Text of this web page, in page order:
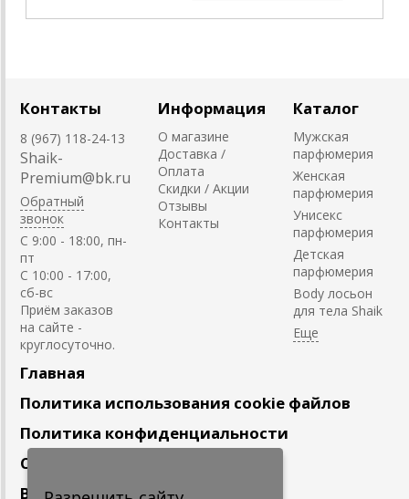
Контакты
8 (967) 118-24-13
Shaik-
Premium@bk.ru
Обратный
звонок
C 9:00 - 18:00, пн-
пт
С 10:00 - 17:00,
сб-вс
Приём заказов
на сайте -
круглосуточно.
Информация
О магазине
Доставка /
Оплата
Скидки / Акции
Отзывы
Контакты
Каталог
Мужская
парфюмерия
Женская
парфюмерия
Унисекс
парфюмерия
Детская
парфюмерия
Body лосьон
для тела Shaik
Главная
Политика использования cookie файлов
Политика конфиденциальности
Сотрудничество
Вакансии